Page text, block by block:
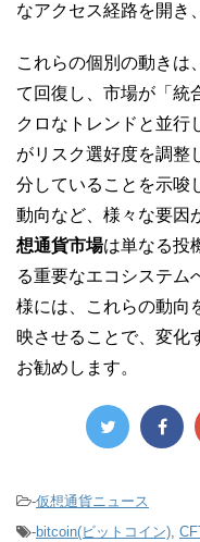
なアクセス経路を開き
これらの個別の動きは、
て回復し、市場が「統
クロなトレンドと並行
がリスク選好度を調整
分していることを示唆
動向など、様々な要因
想通貨市場は単なる投
る重要なエコシステム
様には、これらの動向
映させることで、変化
お勧めします。
-仮想通貨ニュース
-bitcoin(ビットコイン),